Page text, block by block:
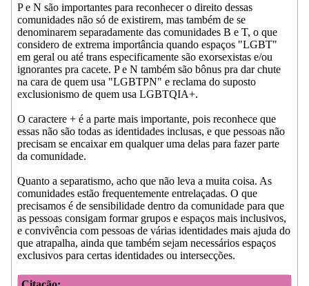
P e N são importantes para reconhecer o direito dessas
comunidades não só de existirem, mas também de se
denominarem separadamente das comunidades B e T, o que
considero de extrema importância quando espaços "LGBT"
em geral ou até trans especificamente são exorsexistas e/ou
ignorantes pra cacete. P e N também são bônus pra dar chute
na cara de quem usa "LGBTPN" e reclama do suposto
exclusionismo de quem usa LGBTQIA+.
O caractere + é a parte mais importante, pois reconhece que
essas não são todas as identidades inclusas, e que pessoas não
precisam se encaixar em qualquer uma delas para fazer parte
da comunidade.
Quanto a separatismo, acho que não leva a muita coisa. As
comunidades estão frequentemente entrelaçadas. O que
precisamos é de sensibilidade dentro da comunidade para que
as pessoas consigam formar grupos e espaços mais inclusivos,
e convivência com pessoas de várias identidades mais ajuda do
que atrapalha, ainda que também sejam necessários espaços
exclusivos para certas identidades ou intersecções.